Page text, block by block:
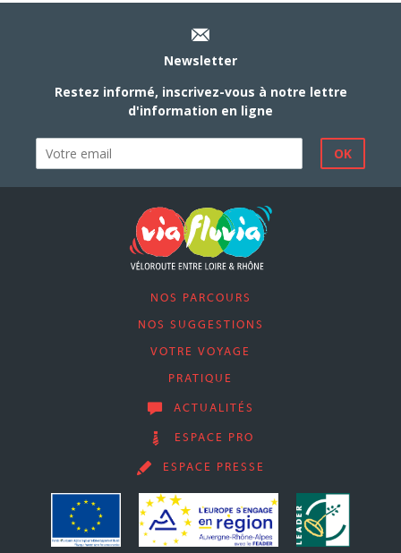
Newsletter
Restez informé, inscrivez-vous à notre lettre
d'information en ligne
NOS PARCOURS
NOS SUGGESTIONS
VOTRE VOYAGE
PRATIQUE
ACTUALITÉS
ESPACE PRO
ESPACE PRESSE